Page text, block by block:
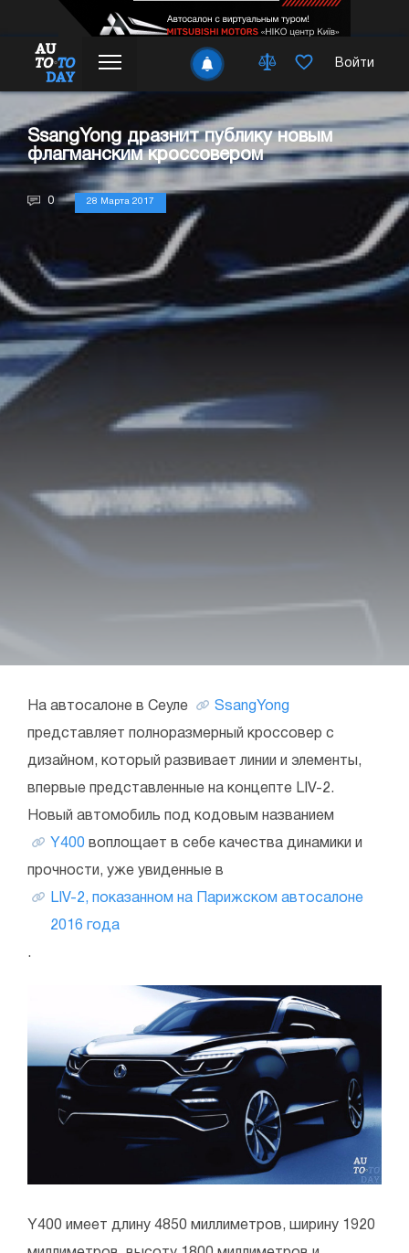
Войти
SsangYong дразнит публику новым
флагманским кроссовером
0 28 Марта 2017
На автосалоне в Сеуле SsangYong
представляет полноразмерный кроссовер с
дизайном, который развивает линии и элементы,
впервые представленные на концепте LIV-2.
Новый автомобиль под кодовым названием
Y400 воплощает в себе качества динамики и
прочности, уже увиденные в
LIV-2, показанном на Парижском автосалоне
2016 года
.
Y400 имеет длину 4850 миллиметров, ширину 1920